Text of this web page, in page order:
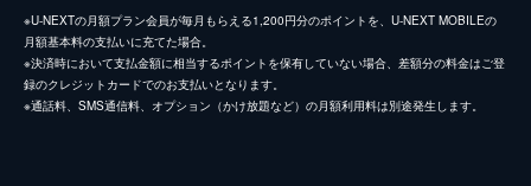
※U-NEXTの月額プラン会員が毎月もらえる1,200円分のポイントを、U-NEXT MOBILEの
月額基本料の支払いに充てた場合。
※決済時において支払金額に相当するポイントを保有していない場合、差額分の料金はご登
録のクレジットカードでのお支払いとなります。
※通話料、SMS通信料、オプション（かけ放題など）の月額利用料は別途発生します。